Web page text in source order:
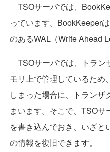
TSOサーバでは、
っています。BookKeeper
のあるWAL（Write Ahead
TSOサーバでは、トラン
モリ上で管理しているため
しまった場合に、トランザ
まいます。そこで、TSO
を書き込んでおき、いざと
の情報を復旧できます。